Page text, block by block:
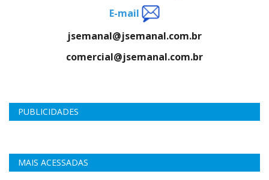
E-mail
jsemanal@jsemanal.com.br
comercial@jsemanal.com.br
PUBLICIDADES
MAIS ACESSADAS